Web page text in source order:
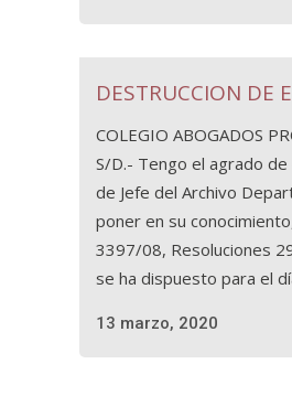
DESTRUCCION DE
COLEGIO ABOGADOS
S/D.- Tengo el agrado
de Jefe del Archivo
poner en su
3397/08, Resoluciones
se ha dispuesto para el
13 marzo, 2020